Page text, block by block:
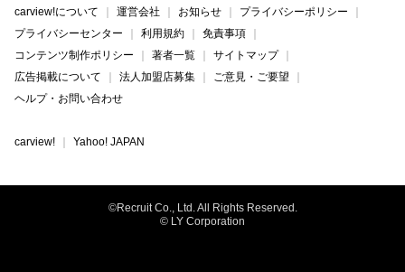
carview!について 運営会社 お知らせ
プライバシーポリシー
プライバシーセンター
利用規約
免責事項
コンテンツ制作ポリシー
著者一覧
サイトマップ
広告掲載について
法人加盟店募集
ご意見・ご要望
ヘルプ・お問い合わせ
carview! Yahoo! JAPAN
©Recruit Co., Ltd. All Rights Reserved.
© LY Corporation